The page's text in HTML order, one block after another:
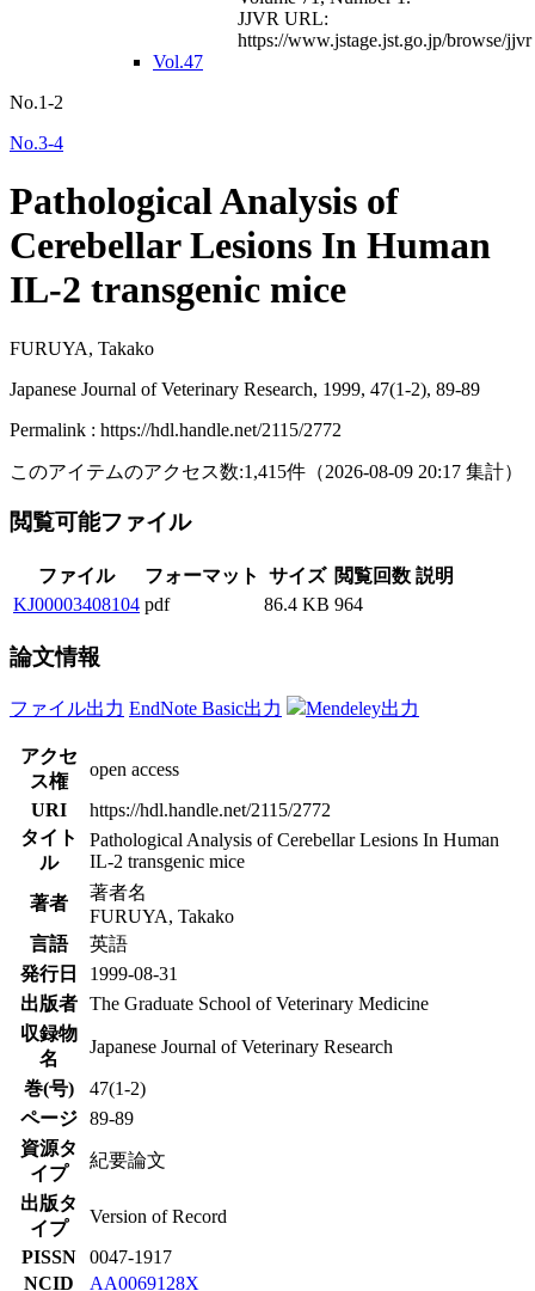
JJVR URL:
https://www.jstage.jst.go.jp/browse/jjvr
Vol.47
No.1-2
No.3-4
Pathological Analysis of
Cerebellar Lesions In Human
IL-2 transgenic mice
FURUYA, Takako
Japanese Journal of Veterinary Research, 1999, 47(1-2), 89-89
Permalink : https://hdl.handle.net/2115/2772
このアイテムのアクセス数:1,415件 （2026-08-09 20:17 集計）
閲覧可能ファイル
ファイル フォーマット サイズ 閲覧回数 説明
KJ00003408104 pdf 86.4 KB 964
論文情報
ファイル出力 EndNote Basic出力 Mendeley出力
アクセ
ス権
open access
URI
https://hdl.handle.net/2115/2772
タイト
ル
Pathological Analysis of Cerebellar Lesions In Human
IL-2 transgenic mice
著者
著者名
FURUYA, Takako
言語
英語
発行日
1999-08-31
出版者 The Graduate School of Veterinary Medicine
収録物
名
Japanese Journal of Veterinary Research
巻(号)
47(1-2)
ページ 89-89
資源タ
イプ
紀要論文
出版タ
イプ
Version of Record
PISSN
0047-1917
NCID
AA0069128X